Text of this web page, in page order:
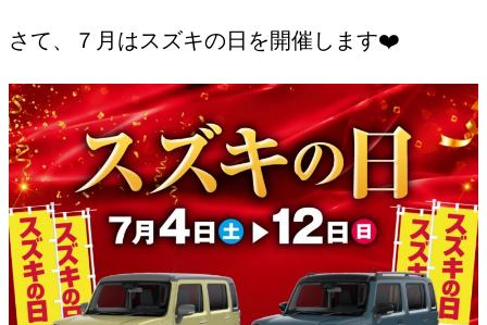
さて、７月はスズキの日を開催します❤️